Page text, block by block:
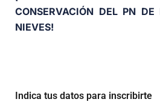
CONSERVACIÓN DEL PN
NIEVES!
Indica tus datos para inscribirte